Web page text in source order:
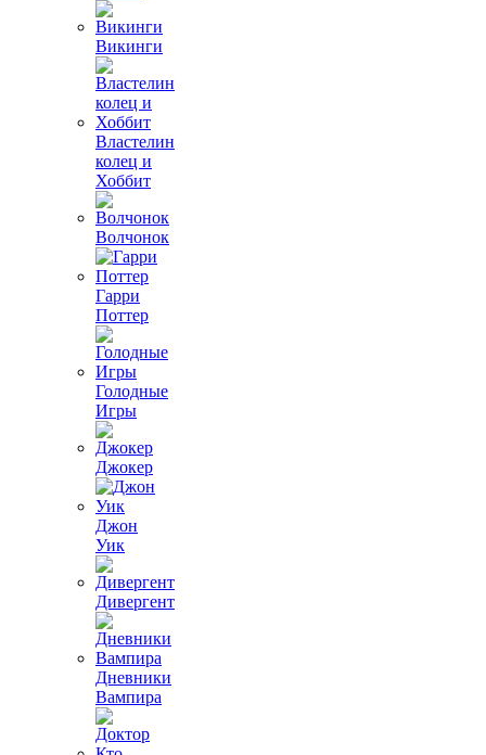
Викинги
Властелин
колец и
Хоббит
Волчонок
Гарри
Поттер
Голодные
Игры
Джокер
Джон
Уик
Дивергент
Дневники
Вампира